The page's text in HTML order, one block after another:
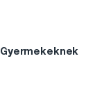
Gyermekeknek